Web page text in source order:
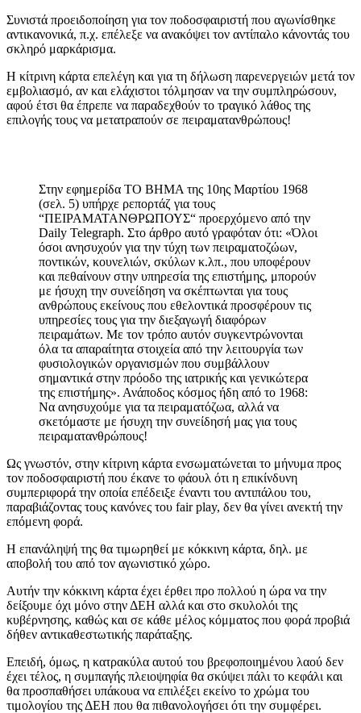
Συνιστά προειδοποίηση για τον ποδοσφαιριστή που αγωνίσθηκε
αντικανονικά, π.χ. επέλεξε να ανακόψει τον αντίπαλο κάνοντάς του
σκληρό μαρκάρισμα.
Η κίτρινη κάρτα επελέγη και για τη δήλωση παρενεργειών μετά τον
εμβολιασμό, αν και ελάχιστοι τόλμησαν να την συμπληρώσουν,
αφού έτσι θα έπρεπε να παραδεχθούν το τραγικό λάθος της
επιλογής τους να μετατραπούν σε πειραματανθρώπους!
Στην εφημερίδα ΤΟ ΒΗΜΑ της 10ης Μαρτίου 1968
(σελ. 5) υπήρχε ρεπορτάζ για τους
“ΠΕΙΡΑΜΑΤΑΝΘΡΩΠΟΥΣ“ προερχόμενο από την
Daily Telegraph. Στο άρθρο αυτό γραφόταν ότι: «Όλοι
όσοι ανησυχούν για την τύχη των πειραματοζώων,
ποντικών, κουνελιών, σκύλων κ.λπ., που υποφέρουν
και πεθαίνουν στην υπηρεσία της επιστήμης, μπορούν
με ήσυχη την συνείδηση να σκέπτωνται για τους
ανθρώπους εκείνους που εθελοντικά προσφέρουν τις
υπηρεσίες τους για την διεξαγωγή διαφόρων
πειραμάτων. Με τον τρόπο αυτόν συγκεντρώνονται
όλα τα απαραίτητα στοιχεία από την λειτουργία των
φυσιολογικών οργανισμών που συμβάλλουν
σημαντικά στην πρόοδο της ιατρικής και γενικώτερα
της επιστήμης». Ανάποδος κόσμος ήδη από το 1968:
Να ανησυχούμε για τα πειραματόζωα, αλλά να
σκετόμαστε με ήσυχη την συνείδησή μας για τους
πειραματανθρώπους!
Ως γνωστόν, στην κίτρινη κάρτα ενσωματώνεται το μήνυμα προς
τον ποδοσφαιριστή που έκανε το φάουλ ότι η επικίνδυνη
συμπεριφορά την οποία επέδειξε έναντι του αντιπάλου του,
παραβιάζοντας τους κανόνες του fair play, δεν θα γίνει ανεκτή την
επόμενη φορά.
Η επανάληψή της θα τιμωρηθεί με κόκκινη κάρτα, δηλ. με
αποβολή του από τον αγωνιστικό χώρο.
Αυτήν την κόκκινη κάρτα έχει έρθει προ πολλού η ώρα να την
δείξουμε όχι μόνο στην ΔΕΗ αλλά και στο σκυλολόι της
κυβέρνησης, καθώς και σε κάθε μέλος κόμματος που φορά προβιά
δήθεν αντικαθεστωτικής παράταξης.
Επειδή, όμως, η κατρακύλα αυτού του βρεφοποιημένου λαού δεν
έχει τέλος, η συμπαγής πλειοψηφία θα σκύψει πάλι το κεφάλι και
θα προσπαθήσει υπάκουα να επιλέξει εκείνο το χρώμα του
τιμολογίου της ΔΕΗ που θα πιθανολογήσει ότι την συμφέρει.